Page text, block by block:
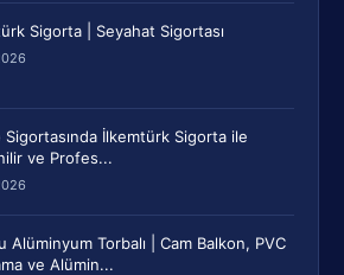
Sigorta | Seyahat Sigortası
Sigortasında İlkemtürk Sigorta ile
ve Profes...
Alüminyum Torbalı | Cam Balkon, PVC
ve Alümin...